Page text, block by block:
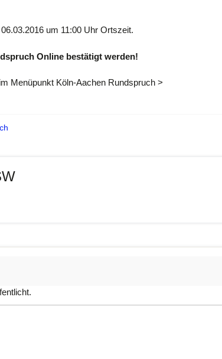
um 11:00 Uhr Ortszeit.
Online bestätigt werden!
Menüpunkt Köln-Aachen Rundspruch >